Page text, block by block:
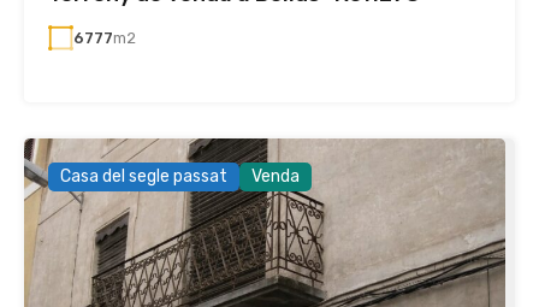
6777m2
Casa del segle passat Venda